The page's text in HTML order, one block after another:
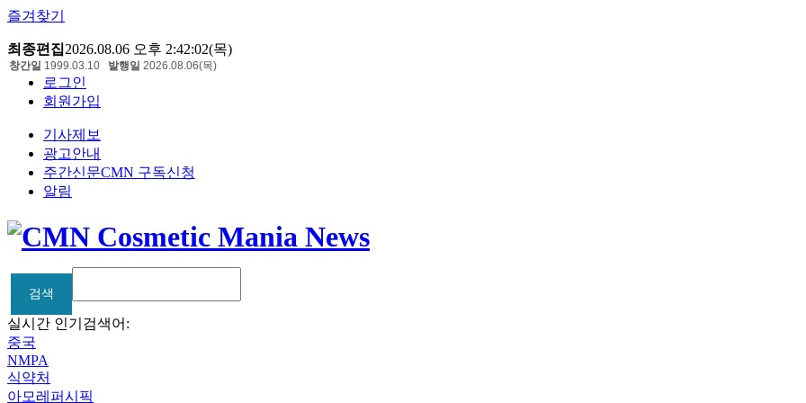
즐겨찾기
최종편집2026.08.06 오후 2:42:02(목)
로그인
회원가입
기사제보
광고안내
주간신문CMN 구독신청
알림
창간일 1999.03.10 발행일 2026.08.06(목)
검색
검색
실시간 인기검색어:
중국
NMPA
식약처
아모레퍼시픽